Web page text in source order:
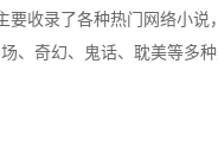
要收录了各种热门网络小说
、奇幻、鬼话、耽美等多